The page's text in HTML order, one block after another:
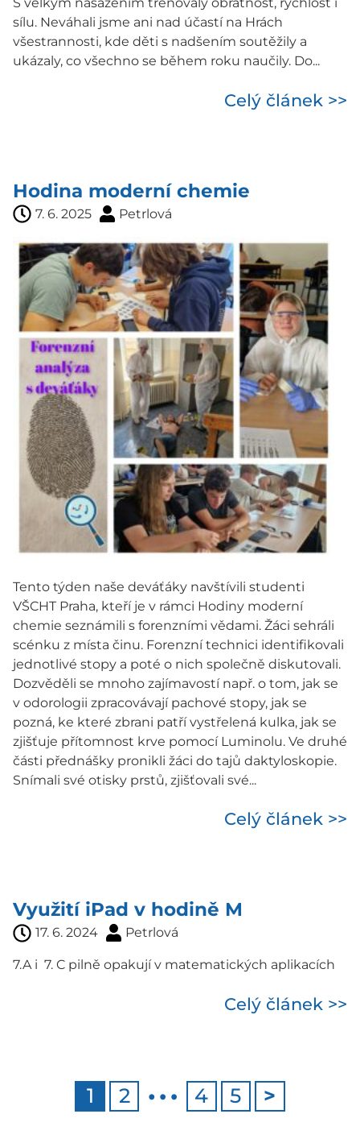
sílu. Neváhali jsme ani nad účastí na Hrách
všestrannosti, kde děti s nadšením soutěžily a
ukázaly, co všechno se během roku naučily. Do...
Celý článek >>
Hodina moderní chemie
7. 6. 2025 Petrlová
Tento týden naše deváťáky navštívili studenti
VŠCHT Praha, kteří je v rámci Hodiny moderní
chemie seznámili s forenzními vědami. Žáci sehráli
scénku z místa činu. Forenzní technici identifikovali
jednotlivé stopy a poté o nich společně diskutovali.
Dozvěděli se mnoho zajímavostí např. o tom, jak se
v odorologii zpracovávají pachové stopy, jak se
pozná, ke které zbrani patří vystřelená kulka, jak se
zjišťuje přítomnost krve pomocí Luminolu. Ve druhé
části přednášky pronikli žáci do tajů daktyloskopie.
Snímali své otisky prstů, zjišťovali své...
Celý článek >>
Využití iPad v hodině M
17. 6. 2024 Petrlová
7.A i 7. C pilně opakují v matematických aplikacích
Celý článek >>
1 2 … 4 5 >